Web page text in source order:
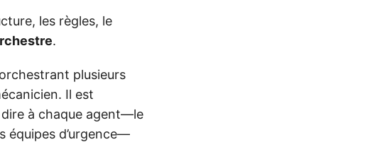
les règles, le
.
plusieurs
Il est
à chaque agent—le
équipes d’urgence—